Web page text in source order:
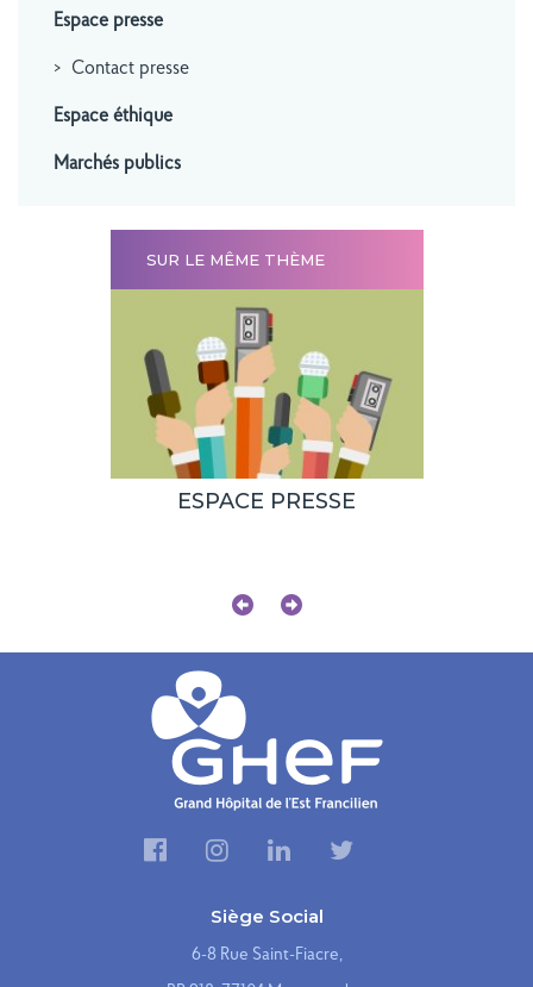
Espace presse
Contact presse
Espace éthique
Marchés publics
SUR LE MÊME THÈME
ESPACE PRESSE
Siège Social
6-8 Rue Saint-Fiacre,